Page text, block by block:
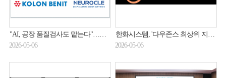
"AI, 공장 품질검사도 맡는다"…코오롱베니트, 제조 AX 속도전
2026-05-06
한화시스템, '다우존스 최상위 지수 아시아' 편입
2026-05-06